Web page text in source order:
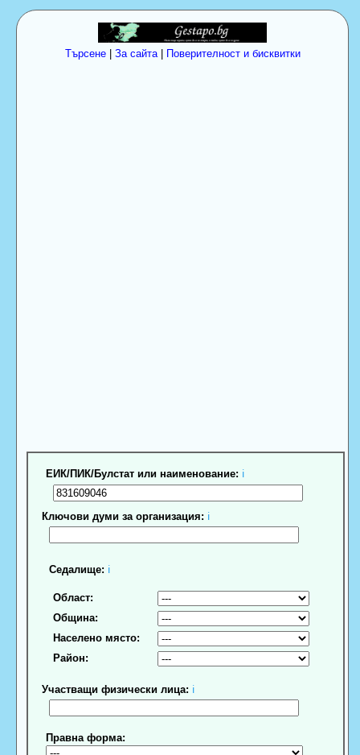
Търсене| За сайта| Поверителност и бисквитки
ЕИК/ПИК/Булстат или наименование: ℹ
Ключови думи за организация: ℹ
Седалище: ℹ
Област:
Община:
Населено място:
Район:
Участващи физически лица: ℹ
Правна форма: